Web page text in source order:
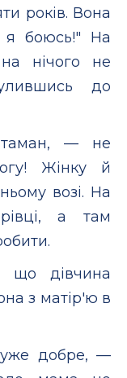
років. Вона
я боюсь!" На
нічого не
до
— не
Жінку й
возі. На
а там
що дівчина
з матір'ю в
добре, —